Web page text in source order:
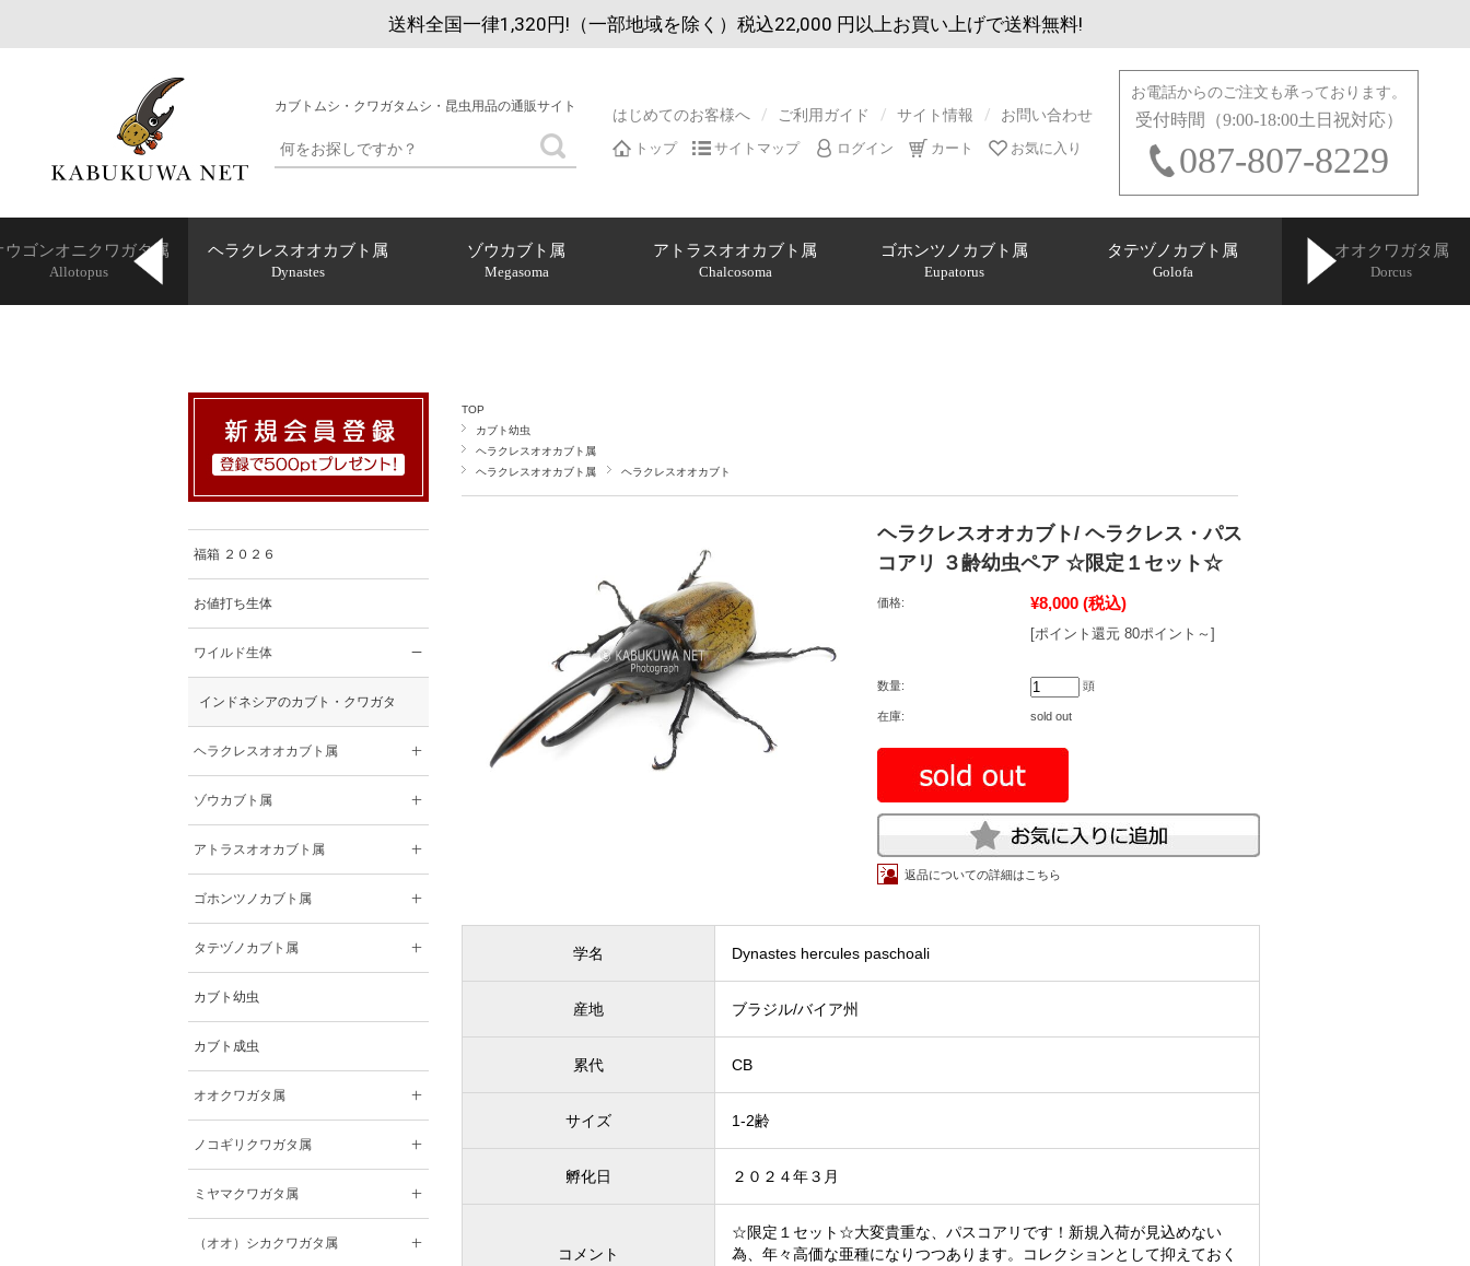
送料全国一律1,320円!（一部地域を除く）税込22,000 円以上お買い上げで送料無料!
カブトムシ・クワガタムシ・昆虫用品の通販サイト はじめてのお客様へ ご利用ガイド サイト情報 お問い合わせ
トップ サイトマップ ログイン カート お気に入り
お電話からのご注文も承っております。
受付時間（9:00-18:00土日祝対応）
087-807-8229
ウゴンオニクワガタ属
Allotopus
ヘラクレスオオカブト属
Dynastes
ゾウカブト属
Megasoma
アトラスオオカブト属
Chalcosoma
ゴホンツノカブト属
Eupatorus
タテヅノカブト属
Golofa
オオクワガタ属
Dorcus
TOP
カブト幼虫
ヘラクレスオオカブト属
ヘラクレスオオカブト属
ヘラクレスオオカブト
ヘラクレスオオカブト/ ヘラクレス・パス
コアリ ３齢幼虫ペア ☆限定１セット☆
価格: ¥8,000 (税込)
[ポイント還元 80ポイント～]
数量: 頭
在庫: sold out
返品についての詳細はこちら
学名 Dynastes hercules paschoali
産地 ブラジル/バイア州
累代 CB
サイズ 1-2齢
孵化日 ２０２４年３月
コメント
☆限定１セット☆大変貴重な、パスコアリです！新規入荷が見込めない
為、年々高価な亜種になりつつあります。コレクションとして抑えておく
福箱 ２０２６
お値打ち生体
ワイルド生体
インドネシアのカブト・クワガタ
ヘラクレスオオカブト属
ゾウカブト属
アトラスオオカブト属
ゴホンツノカブト属
タテヅノカブト属
カブト幼虫
カブト成虫
オオクワガタ属
ノコギリクワガタ属
ミヤマクワガタ属
（オオ）シカクワガタ属